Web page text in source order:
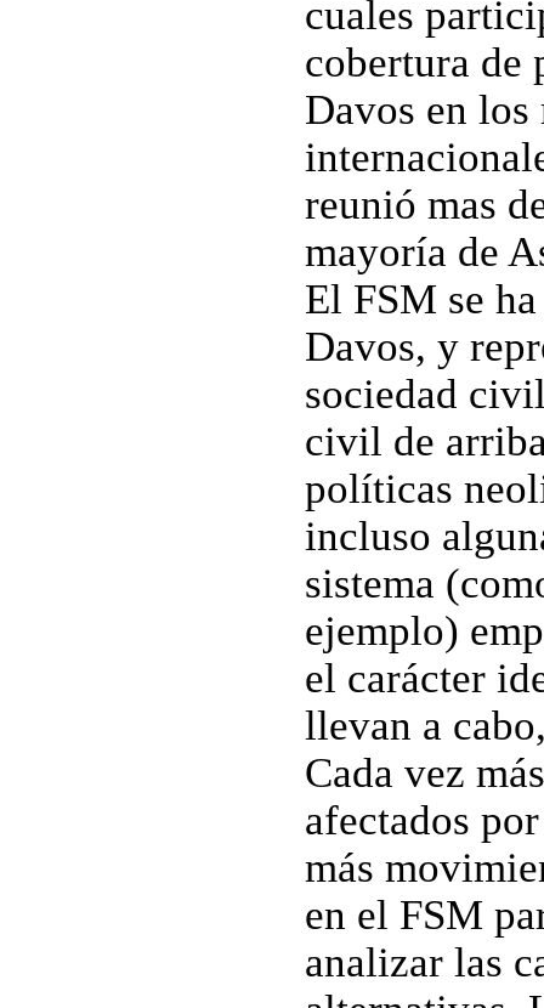
cuales
cobertura de
Davos en
reunió mas
mayoría de
El FSM se
Davos, y
sociedad
civil de
políticas
incluso
sistema
ejemplo)
el carácter
llevan a
Cada vez
afectados
más
en el FSM
analizar las